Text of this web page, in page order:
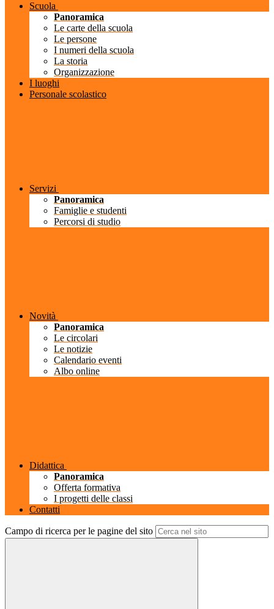
Scuola
Panoramica
Le carte della scuola
Le persone
I numeri della scuola
La storia
Organizzazione
I luoghi
Personale scolastico
Servizi
Panoramica
Famiglie e studenti
Percorsi di studio
Novità
Panoramica
Le circolari
Le notizie
Calendario eventi
Albo online
Didattica
Panoramica
Offerta formativa
I progetti delle classi
Contatti
Campo di ricerca per le pagine del sito